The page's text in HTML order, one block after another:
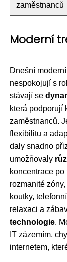
zaměstnanců
Moderní
Dnešní
nespokojují s
stávají se
která podporují
zaměstnanců.
flexibilitu a
daly snadno
umožňovaly
koncentrace
rozmanité
koutky,
relaxaci a
technologie.
IT zázemím,
internetem,